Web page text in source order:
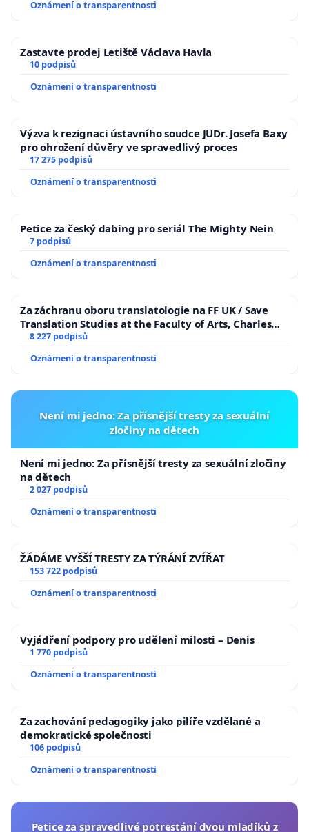
Oznámení o transparentnosti
Zastavte prodej Letiště Václava Havla
10 podpisů
Oznámení o transparentnosti
Výzva k rezignaci ústavního soudce JUDr. Josefa Baxy
pro ohrožení důvěry ve spravedlivý proces
17 275 podpisů
Oznámení o transparentnosti
Petice za český dabing pro seriál The Mighty Nein
7 podpisů
Oznámení o transparentnosti
Za záchranu oboru translatologie na FF UK / Save
Translation Studies at the Faculty of Arts, Charles
University
8 227 podpisů
Oznámení o transparentnosti
Není mi jedno: Za přísnější tresty za sexuální
zločiny na dětech
Není mi jedno: Za přísnější tresty za sexuální zločiny
na dětech
2 027 podpisů
Oznámení o transparentnosti
ŽÁDÁME VYŠŠÍ TRESTY ZA TÝRÁNÍ ZVÍŘAT
153 722 podpisů
Oznámení o transparentnosti
Vyjádření podpory pro udělení milosti – Denis
1 770 podpisů
Oznámení o transparentnosti
Za zachování pedagogiky jako pilíře vzdělané a
demokratické společnosti
106 podpisů
Oznámení o transparentnosti
Petice za spravedlivé potrestání dvou mladíků z